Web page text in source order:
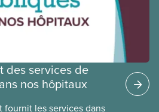
des services de
nos hôpitaux
les services dans